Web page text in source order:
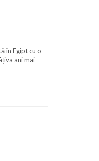
în Egipt cu o
ani mai